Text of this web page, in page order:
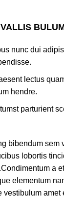
nunc dui
lectus
hendre.
parturient
bibendum sem
lobortis
a
elementum
vestibulum amet